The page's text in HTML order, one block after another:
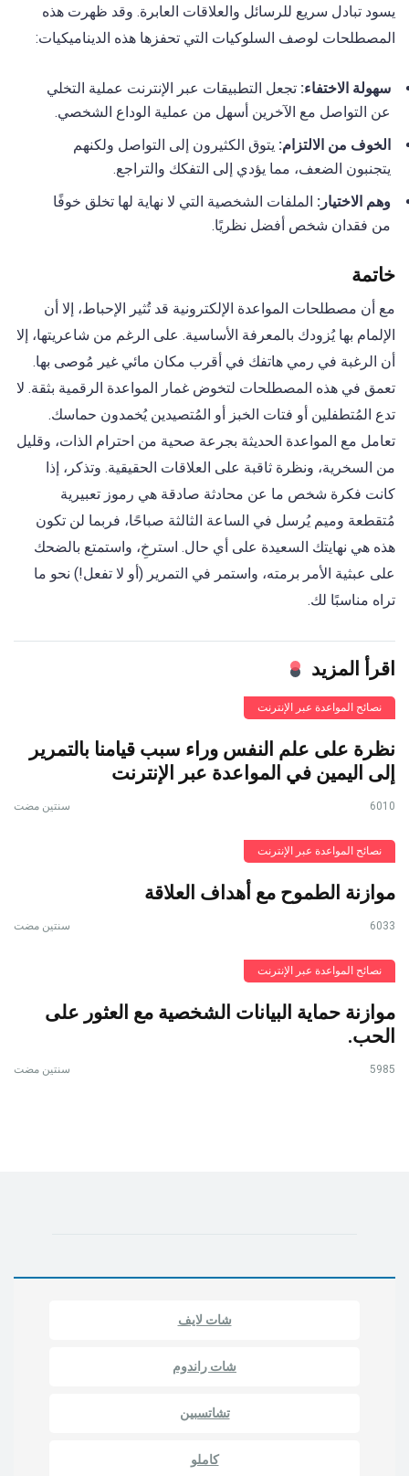
يسود تبادل سريع للرسائل والعلاقات العابرة. وقد ظهرت هذه
المصطلحات لوصف السلوكيات التي تحفزها هذه الديناميكيات:
سهولة الاختفاء: تجعل التطبيقات عبر الإنترنت عملية التخلي
عن التواصل مع الآخرين أسهل من عملية الوداع الشخصي.
الخوف من الالتزام: يتوق الكثيرون إلى التواصل ولكنهم
يتجنبون الضعف، مما يؤدي إلى التفكك والتراجع.
وهم الاختيار: الملفات الشخصية التي لا نهاية لها تخلق خوفًا
من فقدان شخص أفضل نظريًا.
خاتمة
مع أن مصطلحات المواعدة الإلكترونية قد تُثير الإحباط، إلا أن
الإلمام بها يُزودك بالمعرفة الأساسية. على الرغم من شاعريتها، إلا
أن الرغبة في رمي هاتفك في أقرب مكان مائي غير مُوصى بها.
تعمق في هذه المصطلحات لتخوض غمار المواعدة الرقمية بثقة. لا
تدع المُتطفلين أو فتات الخبز أو المُتصيدين يُخمدون حماسك.
تعامل مع المواعدة الحديثة بجرعة صحية من احترام الذات، وقليل
من السخرية، ونظرة ثاقبة على العلاقات الحقيقية. وتذكر، إذا
كانت فكرة شخص ما عن محادثة صادقة هي رموز تعبيرية
مُتقطعة وميم يُرسل في الساعة الثالثة صباحًا، فربما لن تكون
هذه هي نهايتك السعيدة على أي حال. استرخِ، واستمتع بالضحك
على عبثية الأمر برمته، واستمر في التمرير (أو لا تفعل!) نحو ما
تراه مناسبًا لك.
اقرأ المزيد
نصائح المواعدة عبر الإنترنت
نظرة على علم النفس وراء سبب قيامنا بالتمرير
إلى اليمين في المواعدة عبر الإنترنت
سنتين مضت 6010
نصائح المواعدة عبر الإنترنت
موازنة الطموح مع أهداف العلاقة
سنتين مضت 6033
نصائح المواعدة عبر الإنترنت
موازنة حماية البيانات الشخصية مع العثور على
الحب.
سنتين مضت 5985
شات لايف
شات راندوم
تشاتسبين
كاملو